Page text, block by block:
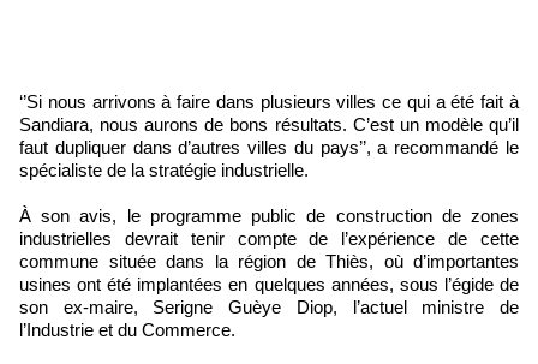
‘’Si nous arrivons à faire dans plusieurs villes ce qui a été fait à
Sandiara, nous aurons de bons résultats. C’est un modèle qu’il
faut dupliquer dans d’autres villes du pays’’, a recommandé le
spécialiste de la stratégie industrielle.
À son avis, le programme public de construction de zones
industrielles devrait tenir compte de l’expérience de cette
commune située dans la région de Thiès, où d’importantes
usines ont été implantées en quelques années, sous l’égide de
son ex-maire, Serigne Guèye Diop, l’actuel ministre de
l’Industrie et du Commerce.